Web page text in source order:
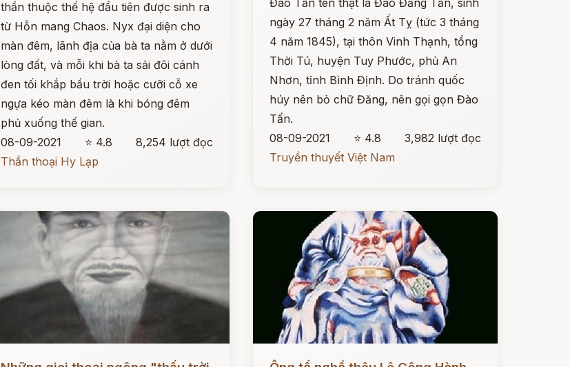
thần thuộc thế hệ đầu tiên được sinh ra
từ Hỗn mang Chaos. Nyx đại diện cho
màn đêm, lãnh địa của bà ta nằm ở dưới
lòng đất, và mỗi khi bà ta sải đôi cánh
đen tối khắp bầu trời hoặc cưỡi cỗ xe
ngựa kéo màn đêm là khi bóng đêm
phủ xuống thế gian.
08-09-2021
⭐ 4.8
8,254 lượt đọc
Thần thoại Hy Lạp
Đào Tấn tên thật là Đào Đăng Tấn, sinh
ngày 27 tháng 2 năm Ất Tỵ (tức 3 tháng
4 năm 1845), tại thôn Vinh Thạnh, tổng
Thời Tú, huyện Tuy Phước, phủ An
Nhơn, tỉnh Bình Định. Do tránh quốc
húy nên bỏ chữ Đăng, nên gọi gọn Đào
Tấn.
08-09-2021
⭐ 4.8
3,982 lượt đọc
Truyền thuyết Việt Nam
Đọc ngay